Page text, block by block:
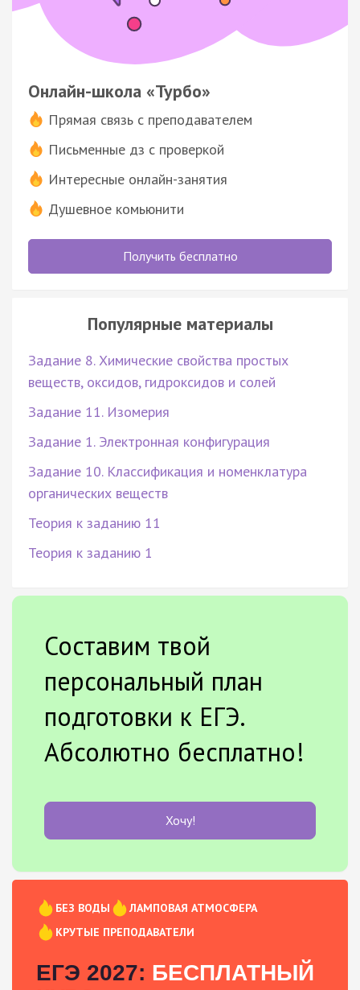
Онлайн-школа «Турбо»
Прямая связь с преподавателем
Письменные дз с проверкой
Интересные онлайн-занятия
Душевное комьюнити
Получить бесплатно
Популярные материалы
Задание 8. Химические свойства простых
веществ, оксидов, гидроксидов и солей
Задание 11. Изомерия
Задание 1. Электронная конфигурация
Задание 10. Классификация и номенклатура
органических веществ
Теория к заданию 11
Теория к заданию 1
Составим твой
персональный план
подготовки к ЕГЭ.
Абсолютно бесплатно!
Хочу!
БЕЗ ВОДЫ
ЛАМПОВАЯ АТМОСФЕРА
КРУТЫЕ ПРЕПОДАВАТЕЛИ
ЕГЭ 2027: БЕСПЛАТНЫЙ